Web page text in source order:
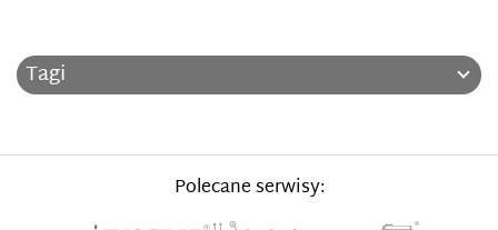
Tagi
Polecane serwisy: